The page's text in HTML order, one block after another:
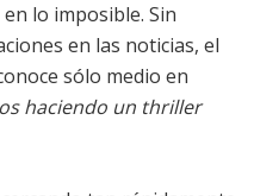
lo imposible. Sin
en las noticias, el
sólo medio en
haciendo un thriller